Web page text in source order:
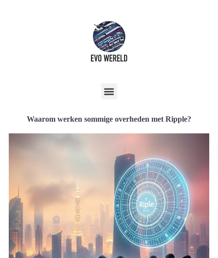
Waarom werken sommige overheden met Ripple?